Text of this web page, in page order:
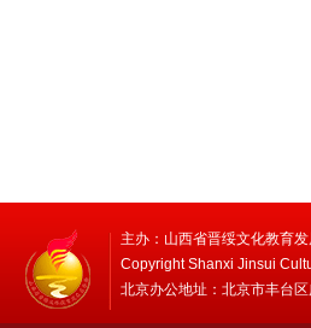
主办：山西省晋绥文化教育
Copyright Shanxi Jinsui
北京办公地址：北京市丰台